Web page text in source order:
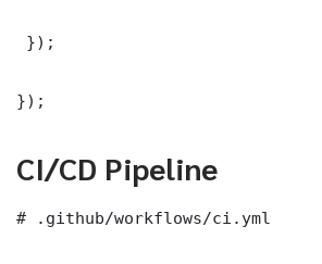
});
});
CI/CD Pipeline
# .github/workflows/ci.yml